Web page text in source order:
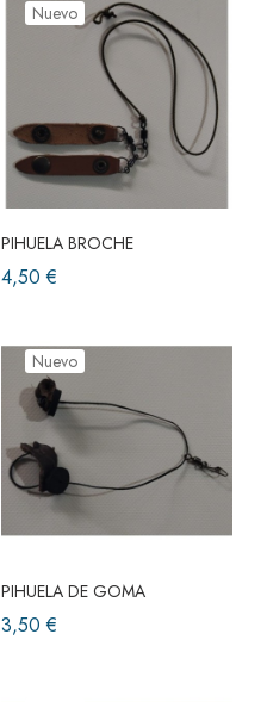
Nuevo
PIHUELA BROCHE
4,50 €
Nuevo
PIHUELA DE GOMA
3,50 €